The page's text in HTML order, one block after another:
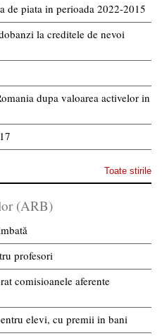
de piata in perioada 2022-2015
la creditele de nevoi
dupa valoarea activelor in
Toate stirile
(ARB)
profesori
comisioanele aferente
elevi, cu premii in bani